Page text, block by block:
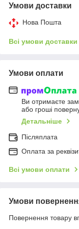
Умови доставки
Нова Пошта
Всі умови доставки
Умови оплати
Ви отримаєте
або гроші
Детальніше
Післяплата
Оплата за
Всі умови оплати
Умови
Повернення товару